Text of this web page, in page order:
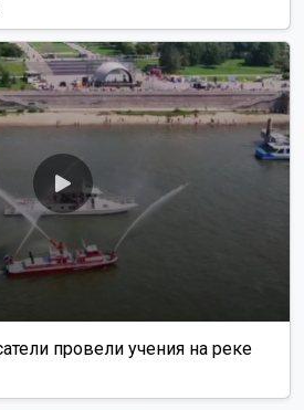
провели учения на реке